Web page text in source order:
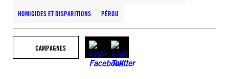
HOMICIDES ET DISPARITIONS PÉROU
CAMPAGNES